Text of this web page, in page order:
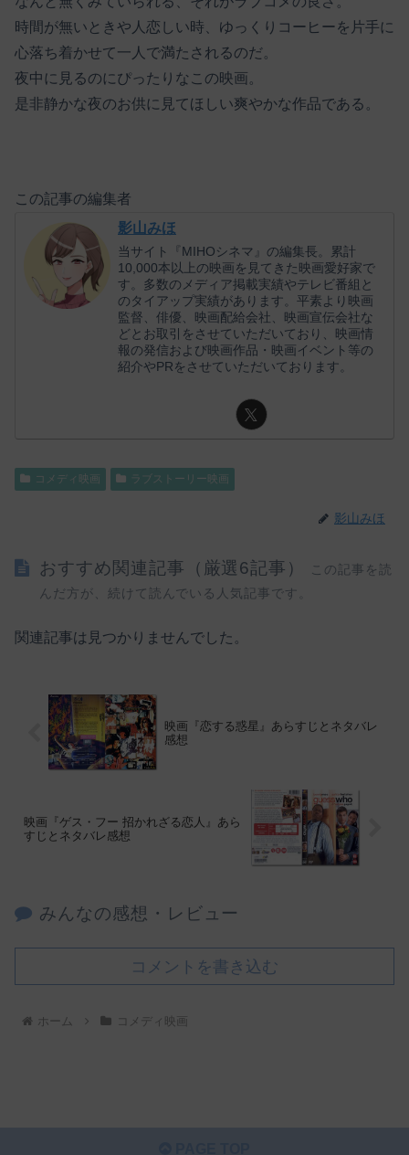
時間が無いときや人恋しい時、ゆっくりコーヒーを片手に
心落ち着かせて一人で満たされるのだ。
夜中に見るのにぴったりなこの映画。
是非静かな夜のお供に見てほしい爽やかな作品である。
この記事の編集者
影山みほ
当サイト『MIHOシネマ』の編集長。累計
10,000本以上の映画を見てきた映画愛好家で
す。多数のメディア掲載実績やテレビ番組と
のタイアップ実績があります。平素より映画
監督、俳優、映画配給会社、映画宣伝会社な
どとお取引をさせていただいており、映画情
報の発信および映画作品・映画イベント等の
紹介やPRをさせていただいております。
コメディ映画 ラブストーリー映画
影山みほ
おすすめ関連記事（厳選6記事）
この記事を読
んだ方が、続けて読んでいる人気記事です。
関連記事は見つかりませんでした。
映画『恋する惑星』あらすじとネタバレ
感想
映画『ゲス・フー 招かれざる恋人』あら
すじとネタバレ感想
みんなの感想・レビュー
コメントを書き込む
ホーム コメディ映画